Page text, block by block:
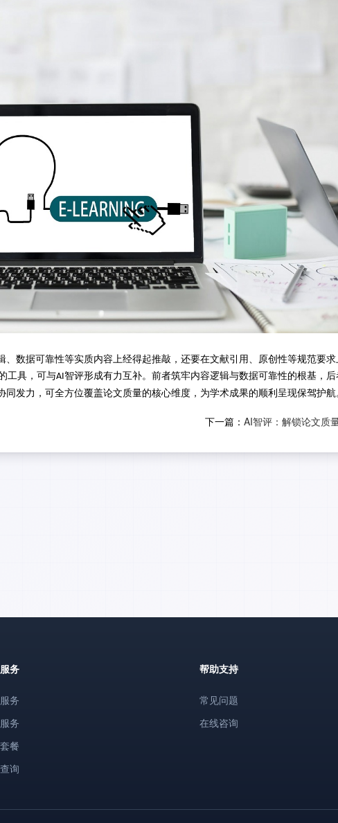
、数据可靠性等实质内容上经得起推敲， 还要在文献引用、原创性等规范要求
工具， 可与AI智评形成有力互补。前者筑牢内容逻辑与数据可靠性的根基，后
发力，可全方位覆盖论文质量的核心维度，为学术成果的顺利呈现保驾护航
下一篇：
务
务
务
餐
询
帮助支持
常见问题
在线咨询